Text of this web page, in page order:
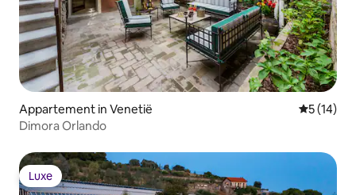
Appartement in Venetië
5 (14)
Dimora Orlando
Luxe
Luxe